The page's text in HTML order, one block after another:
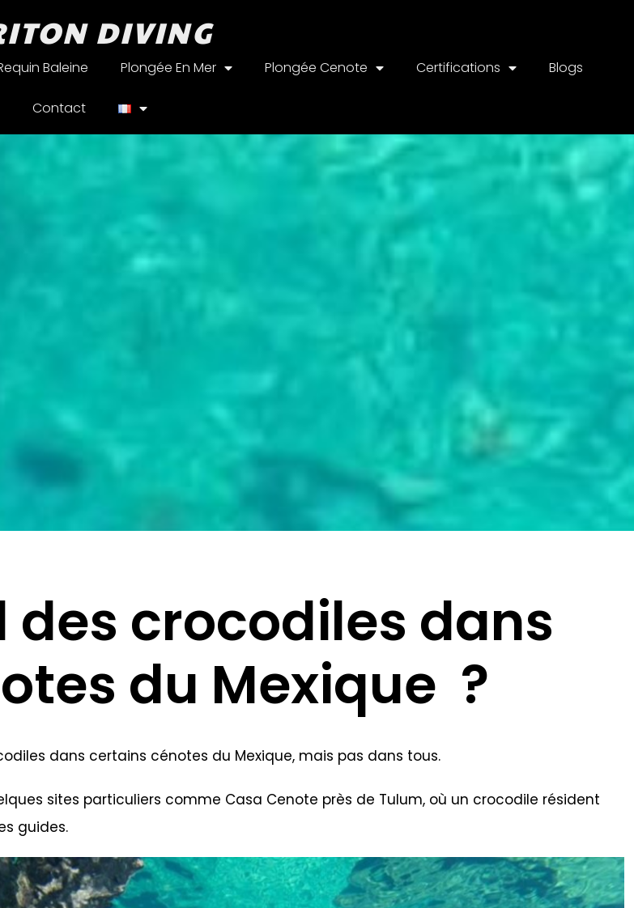
DIVING
Baleine Plongée En Mer Plongée Cenote Certifications Blogs
Contact
crocodiles dans
du Mexique ?
dans certains cénotes du Mexique, mais pas dans tous.
sites particuliers comme Casa Cenote près de Tulum, où un crocodile résident
guides.